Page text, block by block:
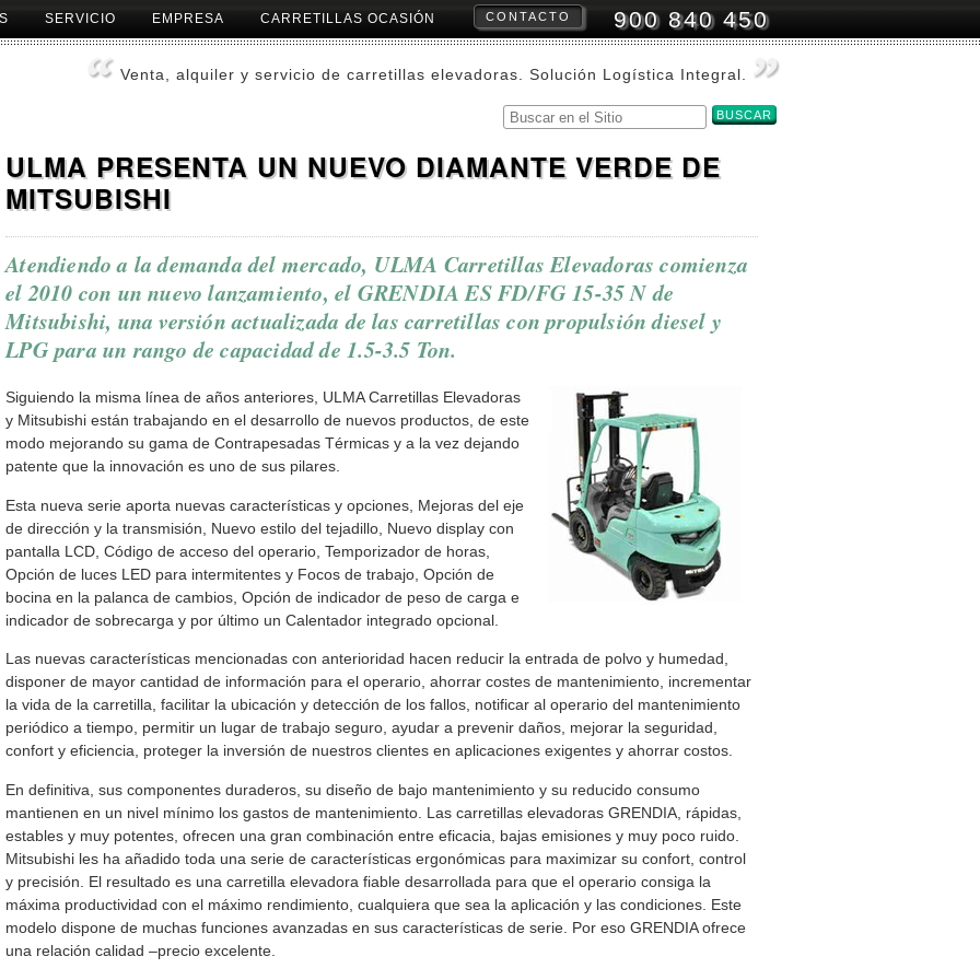
Herramientas
Personales
SERVICIO EMPRESA CARRETILLAS OCASIÓN
Buscar
CONTACTO 900 840 450
Venta, alquiler y servicio de carretillas elevadoras. Solución Logística Integral.
ULMA PRESENTA UN NUEVO DIAMANTE VERDE DE
MITSUBISHI
Atendiendo a la demanda del mercado, ULMA Carretillas Elevadoras comienza
el 2010 con un nuevo lanzamiento, el GRENDIA ES FD/FG 15-35 N de
Mitsubishi, una versión actualizada de las carretillas con propulsión diesel y
LPG para un rango de capacidad de 1.5-3.5 Ton.
Siguiendo la misma línea de años anteriores, ULMA Carretillas Elevadoras
y Mitsubishi están trabajando en el desarrollo de nuevos productos, de este
modo mejorando su gama de Contrapesadas Térmicas y a la vez dejando
patente que la innovación es uno de sus pilares.
Esta nueva serie aporta nuevas características y opciones, Mejoras del eje
de dirección y la transmisión, Nuevo estilo del tejadillo, Nuevo display con
pantalla LCD, Código de acceso del operario, Temporizador de horas,
Opción de luces LED para intermitentes y Focos de trabajo, Opción de
bocina en la palanca de cambios, Opción de indicador de peso de carga e
indicador de sobrecarga y por último un Calentador integrado opcional.
Las nuevas características mencionadas con anterioridad hacen reducir la entrada de polvo y humedad,
disponer de mayor cantidad de información para el operario, ahorrar costes de mantenimiento, incrementar
la vida de la carretilla, facilitar la ubicación y detección de los fallos, notificar al operario del mantenimiento
periódico a tiempo, permitir un lugar de trabajo seguro, ayudar a prevenir daños, mejorar la seguridad,
confort y eficiencia, proteger la inversión de nuestros clientes en aplicaciones exigentes y ahorrar costos.
En definitiva, sus componentes duraderos, su diseño de bajo mantenimiento y su reducido consumo
mantienen en un nivel mínimo los gastos de mantenimiento. Las carretillas elevadoras GRENDIA, rápidas,
estables y muy potentes, ofrecen una gran combinación entre eficacia, bajas emisiones y muy poco ruido.
Mitsubishi les ha añadido toda una serie de características ergonómicas para maximizar su confort, control
y precisión. El resultado es una carretilla elevadora fiable desarrollada para que el operario consiga la
máxima productividad con el máximo rendimiento, cualquiera que sea la aplicación y las condiciones. Este
modelo dispone de muchas funciones avanzadas en sus características de serie. Por eso GRENDIA ofrece
una relación calidad –precio excelente.